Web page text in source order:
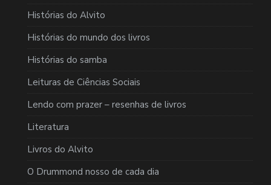
Histórias do Alvito
Histórias do mundo dos livros
Histórias do samba
Leituras de Ciências Sociais
Lendo com prazer – resenhas de livros
Literatura
Livros do Alvito
O Drummond nosso de cada dia